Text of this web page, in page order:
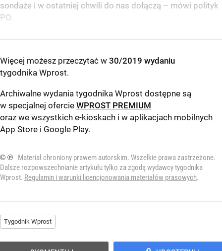
sondaże i w ostatniej chwili do nas dołączą – mówi polityk
PO.
Więcej możesz przeczytać w 30/2019 wydaniu
tygodnika Wprost.
Archiwalne wydania tygodnika Wprost dostępne są
w specjalnej ofercie WPROST PREMIUM
oraz we wszystkich e-kioskach i w aplikacjach mobilnych
App Store i Google Play.
© ℗
Materiał chroniony prawem autorskim. Wszelkie prawa zastrzeżone.
Dalsze rozpowszechnianie artykułu tylko za zgodą wydawcy tygodnika
Wprost. Regulamin i warunki licencjonowania materiałów prasowych.
Tygodnik Wprost